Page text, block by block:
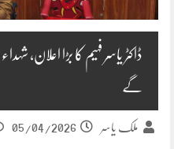
ڈاکٹر یاسر فہیم کا بڑا اعلان،
گے
ملک یاسر 05/04/2026